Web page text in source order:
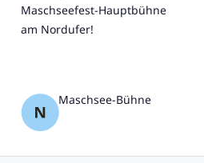
Maschseefest-Hauptbühne
am Nordufer!
Maschsee-Bühne